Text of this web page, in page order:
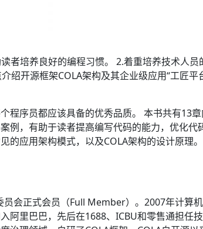
者培养良好的编程习惯。 2.着重培养技术人
开源框架COLA架构及其企业级应用“工匠平台
程序员都应该具备的优秀品质。 本书共有13
，有助于读者提高编写代码的能力，优化代
应用架构模式，以及COLA架构的设计原理。
会正式会员（Full Member）。2007年计算
里巴巴，先后在1688、ICBU和零售通担任